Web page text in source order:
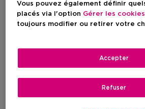
Vous pouvez également définir
placés via l'option Gérer les cookies
toujours modifier ou retirer votre
Refuser
Accepter